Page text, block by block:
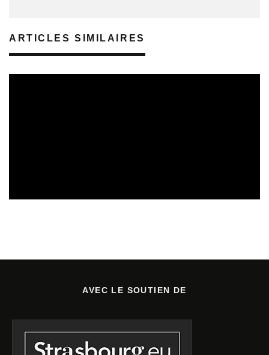
ARTICLES SIMILAIRES
AVEC LE SOUTIEN DE